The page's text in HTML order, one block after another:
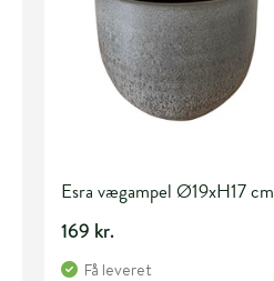
Esra vægampel Ø19xH17 cm
169 kr.
Få leveret